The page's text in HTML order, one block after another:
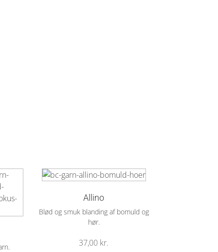
Allino
Blød og smuk blanding af bomuld og
hør.
37,00 kr.